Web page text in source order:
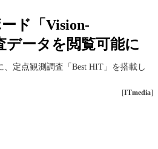
ド「Vision-
データを閲覧可能に
定点観測調査「Best HIT」を搭載し
[ITmedia]